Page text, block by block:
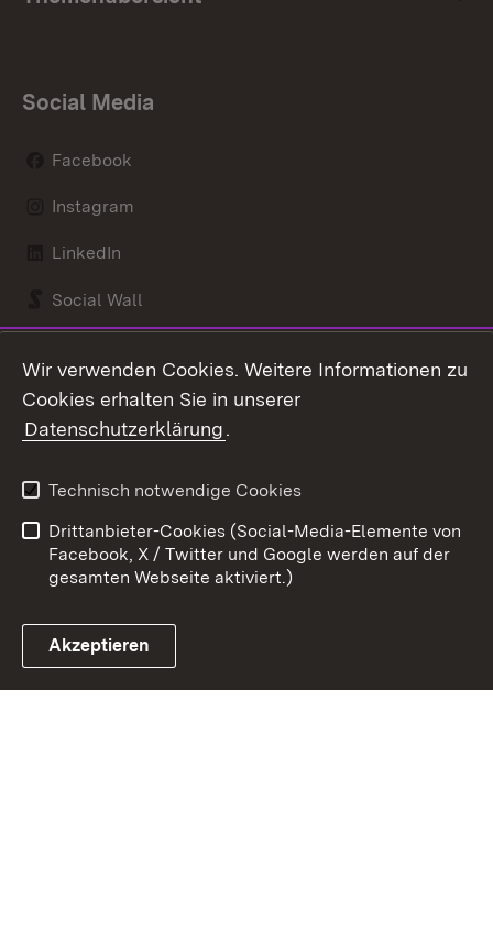
Social Media
Facebook
Instagram
LinkedIn
Social Wall
Link zum Landesportal
Kontakt
Barrierefreiheit
Impressum
Cookies
Wir verwenden Cookies. Weitere Informationen zu
Cookies erhalten Sie in unserer
Datenschutzerklärung.
Technisch notwendige Cookies
Drittanbieter-Cookies (Social-Media-Elemente von
Facebook, X / Twitter und Google werden auf der
gesamten Webseite aktiviert.)
Akzeptieren